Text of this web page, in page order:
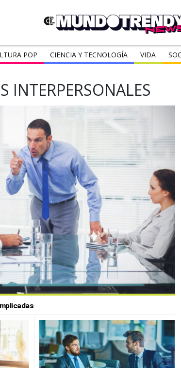
POP CIENCIA Y TECNOLOGÍA VIDA
INTERPERSONALES